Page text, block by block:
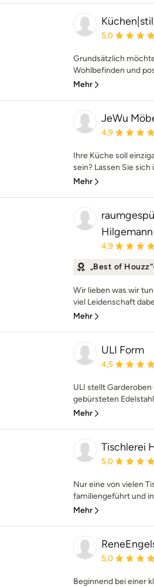
5,0
Grundsätzlich
Wohlbefinden und
Mehr
JeWu
4,9
Ihre Küche soll
sein? Lassen Sie
Mehr
Hilgemann
4,9
„Best of
Wir lieben was wir
viel Leidenschaft
Mehr
ULI Form
4,5
ULI stellt
gebürsteten
Mehr
Tischlerei
5,0
Nur eine von vielen
familiengeführt und
Mehr
5,0
Beginnend bei einer